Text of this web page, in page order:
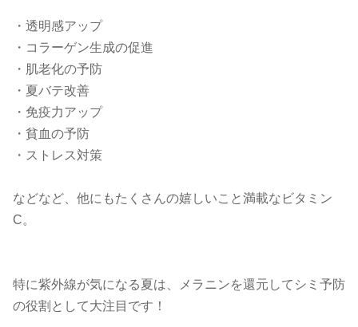
・透明感アップ
・コラーゲン生成の促進
・肌老化の予防
・夏バテ改善
・免疫力アップ
・貧血の予防
・ストレス対策
などなど、他にもたくさんの嬉しいこと満載なビタミン
C。
特に紫外線が気になる夏は、メラニンを還元してシミ予防
の役割として大注目です！